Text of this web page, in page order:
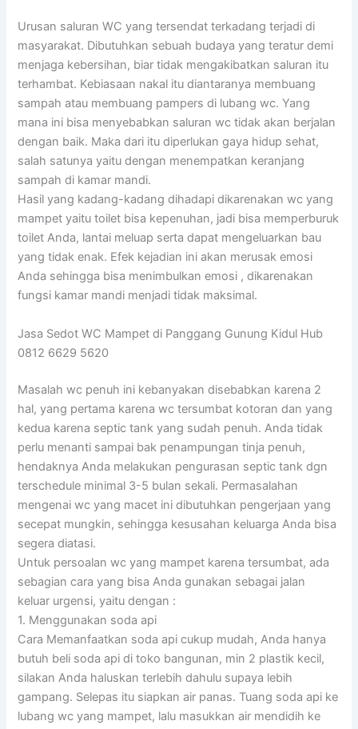
Urusan saluran WC yang tersendat terkadang terjadi di
masyarakat. Dibutuhkan sebuah budaya yang teratur demi
menjaga kebersihan, biar tidak mengakibatkan saluran itu
terhambat. Kebiasaan nakal itu diantaranya membuang
sampah atau membuang pampers di lubang wc. Yang
mana ini bisa menyebabkan saluran wc tidak akan berjalan
dengan baik. Maka dari itu diperlukan gaya hidup sehat,
salah satunya yaitu dengan menempatkan keranjang
sampah di kamar mandi.
Hasil yang kadang-kadang dihadapi dikarenakan wc yang
mampet yaitu toilet bisa kepenuhan, jadi bisa memperburuk
toilet Anda, lantai meluap serta dapat mengeluarkan bau
yang tidak enak. Efek kejadian ini akan merusak emosi
Anda sehingga bisa menimbulkan emosi , dikarenakan
fungsi kamar mandi menjadi tidak maksimal.
Jasa Sedot WC Mampet di Panggang Gunung Kidul Hub
0812 6629 5620
Masalah wc penuh ini kebanyakan disebabkan karena 2
hal, yang pertama karena wc tersumbat kotoran dan yang
kedua karena septic tank yang sudah penuh. Anda tidak
perlu menanti sampai bak penampungan tinja penuh,
hendaknya Anda melakukan pengurasan septic tank dgn
terschedule minimal 3-5 bulan sekali. Permasalahan
mengenai wc yang macet ini dibutuhkan pengerjaan yang
secepat mungkin, sehingga kesusahan keluarga Anda bisa
segera diatasi.
Untuk persoalan wc yang mampet karena tersumbat, ada
sebagian cara yang bisa Anda gunakan sebagai jalan
keluar urgensi, yaitu dengan :
1. Menggunakan soda api
Cara Memanfaatkan soda api cukup mudah, Anda hanya
butuh beli soda api di toko bangunan, min 2 plastik kecil,
silakan Anda haluskan terlebih dahulu supaya lebih
gampang. Selepas itu siapkan air panas. Tuang soda api ke
lubang wc yang mampet, lalu masukkan air mendidih ke